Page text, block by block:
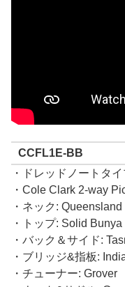
CCFL1E-BB
・ドレッドノートタ
・Cole Clark 2-way
・ネック:
・トップ: Solid Bunya
・バック＆サイド:
・ブリッジ&指板:
・チューナー: Grover